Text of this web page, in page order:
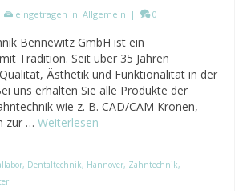
eingetragen in: Allgemein | 0
Bennewitz GmbH ist ein
Tradition. Seit über 35 Jahren
Ästhetik und Funktionalität in der
uns erhalten Sie alle Produkte der
wie z. B. CAD/CAM Kronen,
zur … Weiterlesen
, Dentaltechnik, Hannover, Zahntechnik,